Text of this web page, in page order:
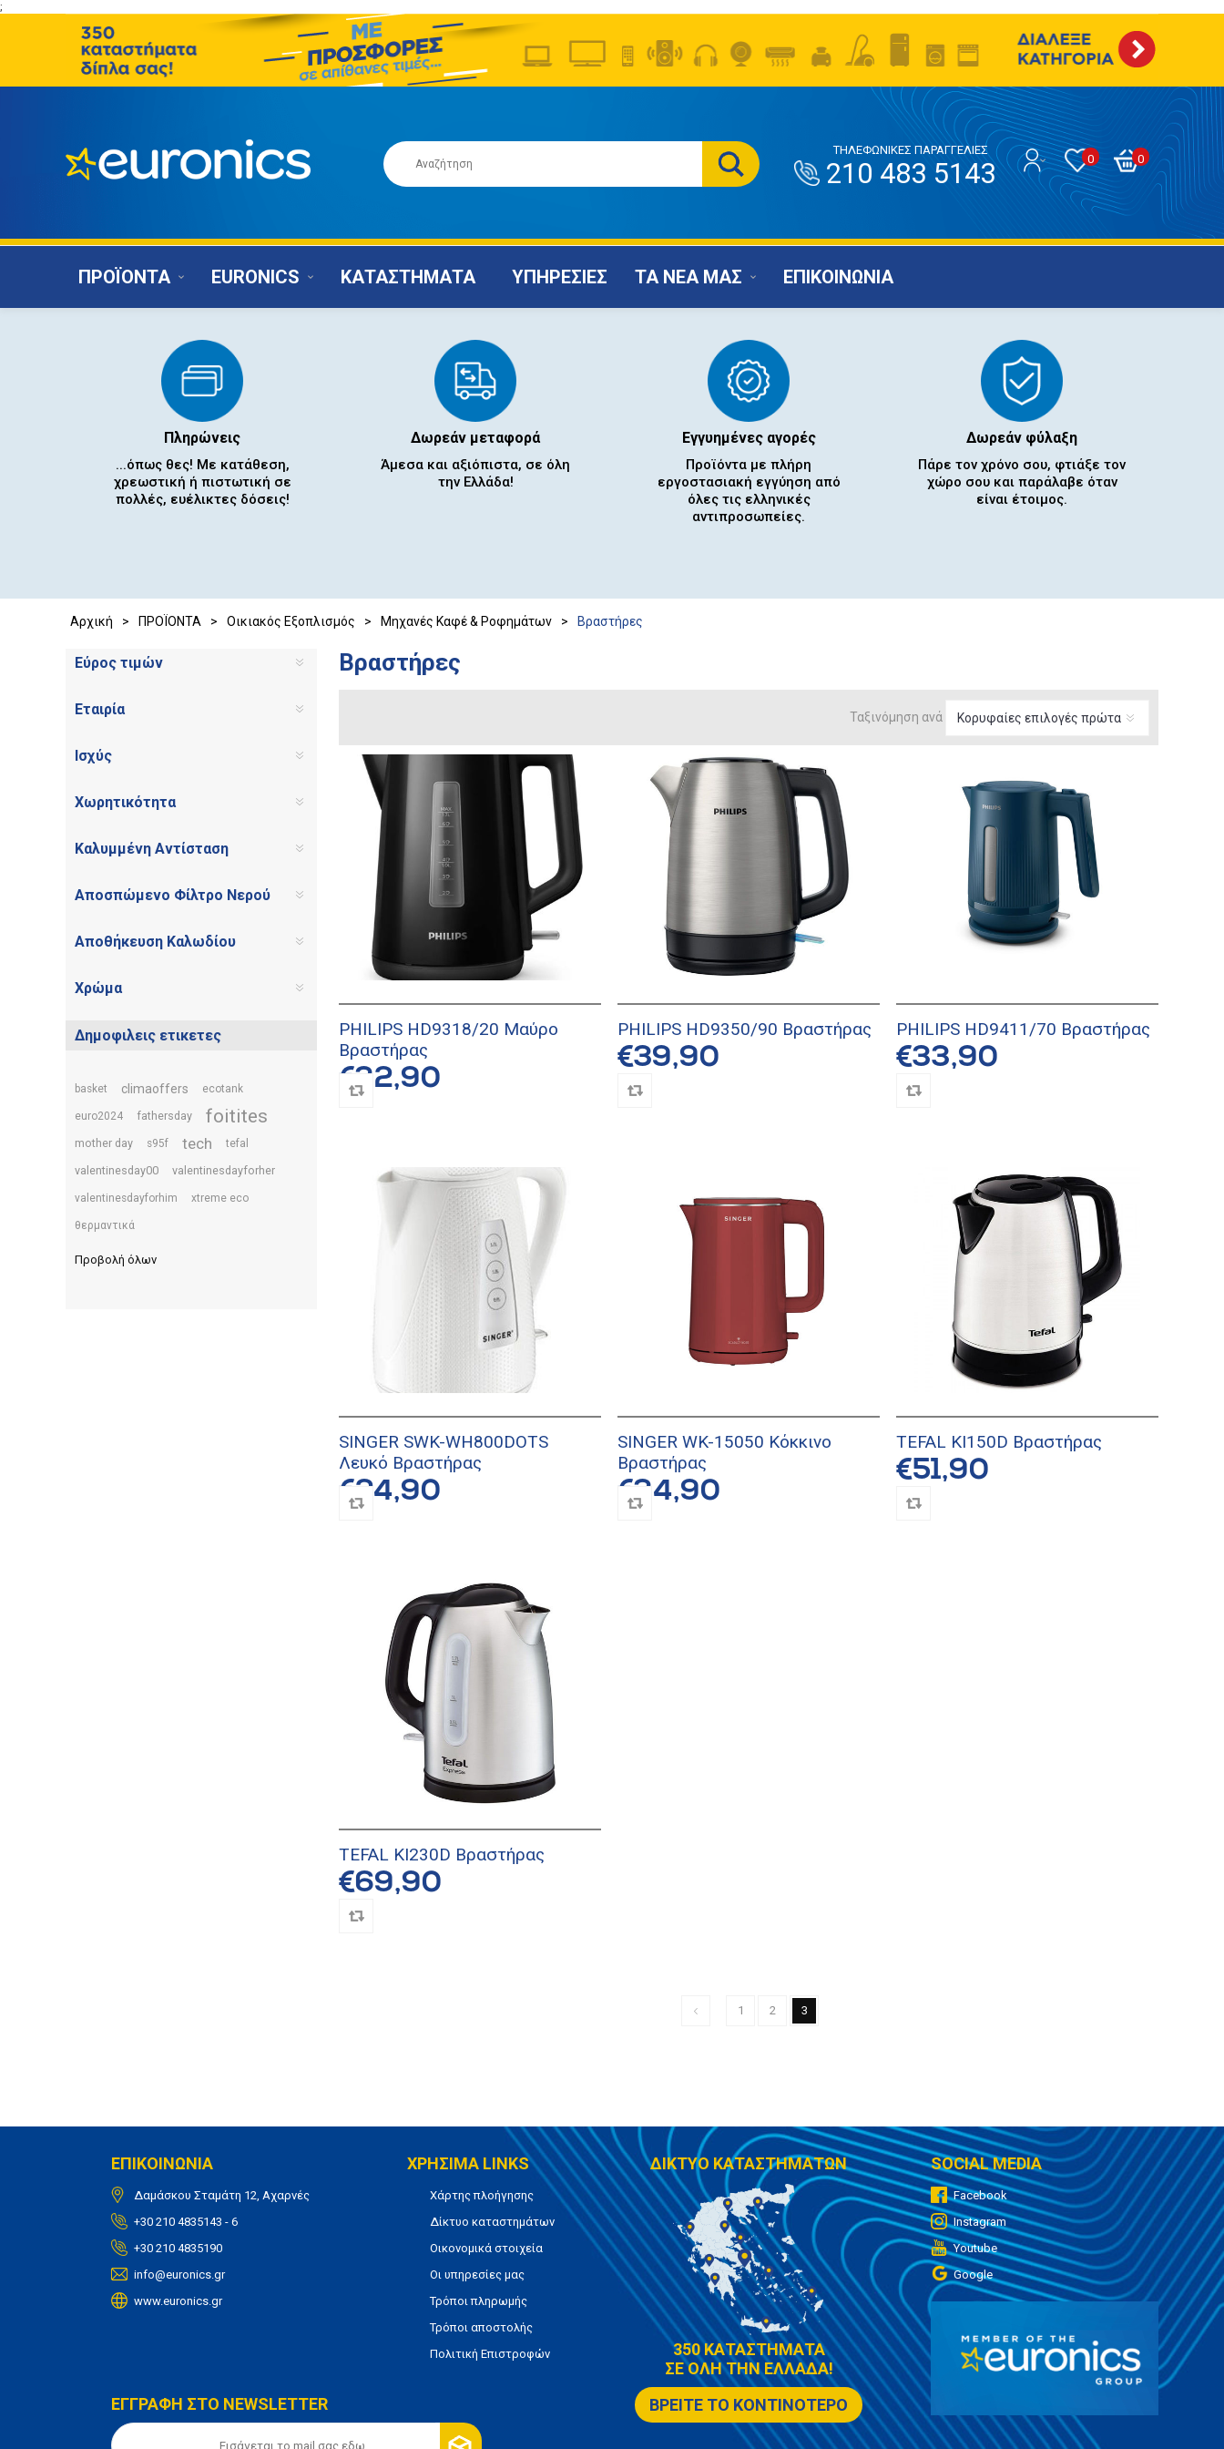
;
0
0
ΤΗΛΕΦΩΝΙΚΕΣ ΠΑΡΑΓΓΕΛΙΕΣ
210 483 5143
ΠΡΟΪΟΝΤΑ EURONICS ΚΑΤΑΣΤΗΜΑΤΑ ΥΠΗΡΕΣΙΕΣ ΤΑ ΝΕΑ ΜΑΣ ΕΠΙΚΟΙΝΩΝΙΑ
Πληρώνεις
...όπως θες! Με κατάθεση,
χρεωστική ή πιστωτική σε
πολλές, ευέλικτες δόσεις!
Δωρεάν μεταφορά
Άμεσα και αξιόπιστα, σε όλη
την Ελλάδα!
Εγγυημένες αγορές
Προϊόντα με πλήρη
εργοστασιακή εγγύηση από
όλες τις ελληνικές
αντιπροσωπείες.
Δωρεάν φύλαξη
Πάρε τον χρόνο σου, φτιάξε τον
χώρο σου και παράλαβε όταν
είναι έτοιμος.
Αρχική > ΠΡΟΪΟΝΤΑ > Οικιακός Εξοπλισμός > Μηχανές Καφέ & Ροφημάτων > Βραστήρες
Βραστήρες
Ταξινόμηση ανά
PHILIPS HD9318/20 Μαύρο
Βραστήρας
€32,90
PHILIPS HD9350/90 Βραστήρας
€39,90
PHILIPS HD9411/70 Βραστήρας
€33,90
SINGER SWK-WH800DOTS
Λευκό Βραστήρας
€24,90
SINGER WK-15050 Κόκκινο
Βραστήρας
€34,90
TEFAL KI150D Βραστήρας
€51,90
TEFAL KI230D Βραστήρας
€69,90
1 2 3
Εύρος τιμών
Εταιρία
Ισχύς
Χωρητικότητα
Καλυμμένη Αντίσταση
Αποσπώμενο Φίλτρο Νερού
Αποθήκευση Καλωδίου
Χρώμα
Δημοφιλεις ετικετες
basket climaoffers ecotank
euro2024 fathersday foitites
mother day s95f tech tefal
valentinesday00 valentinesdayforher
valentinesdayforhim xtreme eco
θερμαντικά
Προβολή όλων
ΕΠΙΚΟΙΝΩΝΙΑ
Δαμάσκου Σταμάτη 12, Αχαρνές
+30 210 4835143 - 6
+30 210 4835190
info@euronics.gr
www.euronics.gr
ΧΡΗΣΙΜΑ LINKS
Χάρτης πλοήγησης
Δίκτυο καταστημάτων
Οικονομικά στοιχεία
Οι υπηρεσίες μας
Τρόποι πληρωμής
Τρόποι αποστολής
Πολιτική Επιστροφών
ΕΓΓΡΑΦΗ ΣΤΟ NEWSLETTER
ΔΙΚΤΥΟ ΚΑΤΑΣΤΗΜΑΤΩΝ
350 ΚΑΤΑΣΤΗΜΑΤΑ
ΣΕ ΟΛΗ ΤΗΝ ΕΛΛΑΔΑ!
ΒΡΕΙΤΕ ΤΟ ΚΟΝΤΙΝΟΤΕΡΟ
SOCIAL MEDIA
Facebook
Instagram
Youtube
Google